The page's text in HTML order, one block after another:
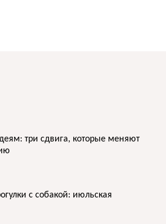
три сдвига, которые меняют
с собакой: июльская